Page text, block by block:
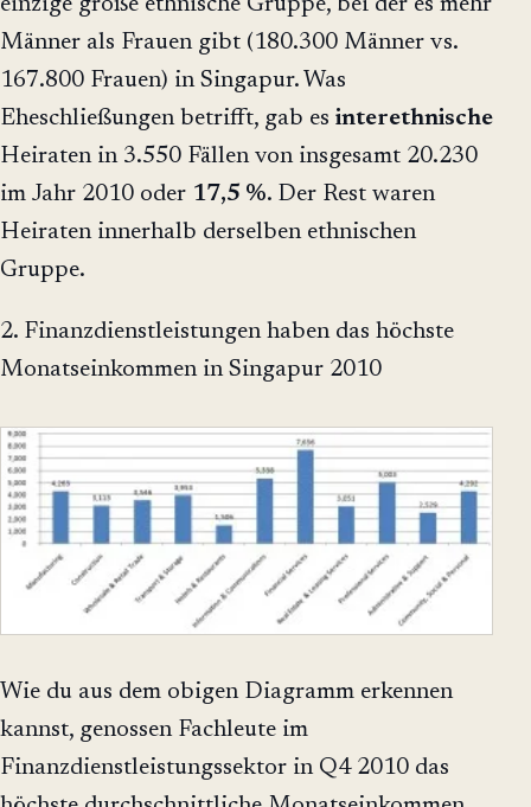
einzige große ethnische Gruppe, bei der es mehr
Männer als Frauen gibt (180.300 Männer vs.
167.800 Frauen) in Singapur. Was
Eheschließungen betrifft, gab es interethnische
Heiraten in 3.550 Fällen von insgesamt 20.230
im Jahr 2010 oder 17,5 %. Der Rest waren
Heiraten innerhalb derselben ethnischen
Gruppe.
2. Finanzdienstleistungen haben das höchste
Monatseinkommen in Singapur 2010
Wie du aus dem obigen Diagramm erkennen
kannst, genossen Fachleute im
Finanzdienstleistungssektor in Q4 2010 das